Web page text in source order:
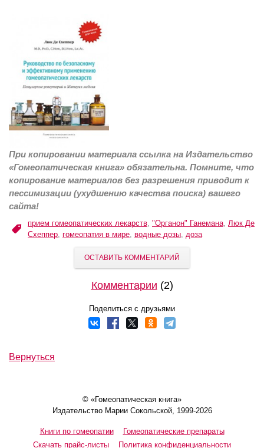
При копировании материала ссылка на Издательство
«Гомеопатическая книга» обязательна. Помните, что
копирование материалов без разрешения приводит к
пессимизации (ухудшению качества поиска) вашего
сайта!
прием гомеопатических лекарств, "Органон" Ганемана, Люк Де
Схеппер, гомеопатия в мире, водные дозы, доза
ОСТАВИТЬ КОММЕНТАРИЙ
Комментарии (2)
Поделиться с друзьями
Вернуться
© «Гомеопатическая книга»
Издательство Марии Сокольской, 1999-2026
Книги по гомеопатии
Гомеопатические препараты
Скачать прайс-листы
Политика конфиденциальности